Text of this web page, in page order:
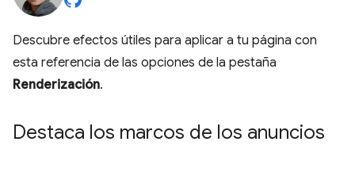
Descubre efectos útiles para aplicar a tu página con
esta referencia de las opciones de la pestaña
Renderización.
Destaca los marcos de los anuncios